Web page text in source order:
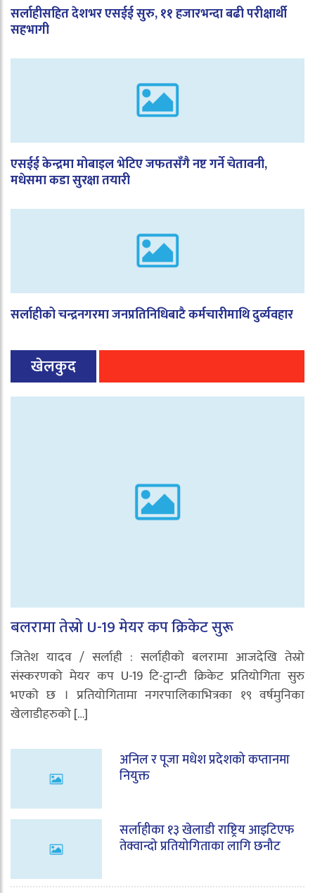
सर्लाहीसहित देशभर एसईई सुरु, ११ हजारभन्दा बढी परीक्षार्थी
सहभागी
एसईई केन्द्रमा मोबाइल भेटिए जफतसँगै नष्ट गर्ने चेतावनी,
मधेसमा कडा सुरक्षा तयारी
सर्लाहीको चन्द्रनगरमा जनप्रतिनिधिबाटै कर्मचारीमाथि दुर्व्यवहार
खेलकुद
बलरामा तेस्रो U-19 मेयर कप क्रिकेट सुरू
जितेश यादव / सर्लाही : सर्लाहीको बलरामा आजदेखि तेस्रो
संस्करणको मेयर कप U-19 टि-ट्वान्टी क्रिकेट प्रतियोगिता सुरु
भएको छ । प्रतियोगितामा नगरपालिकाभित्रका १९ वर्षमुनिका
खेलाडीहरुको […]
अनिल र पूजा मधेश प्रदेशको कप्तानमा
नियुक्त
सर्लाहीका १३ खेलाडी राष्ट्रिय आइटिएफ
तेक्वान्दो प्रतियोगिताका लागि छनौट